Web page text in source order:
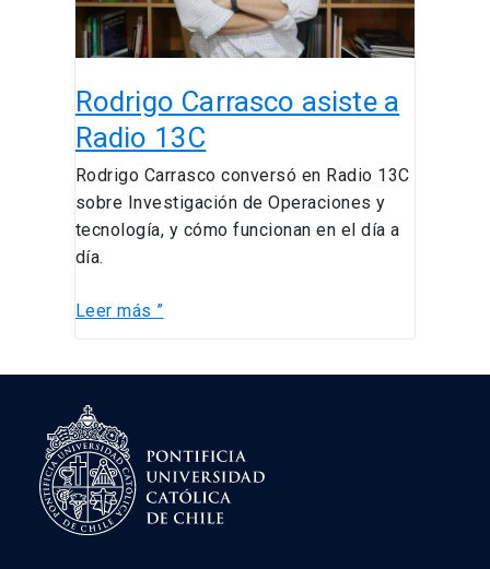
Rodrigo Carrasco asiste a
Radio 13C
Rodrigo Carrasco conversó en Radio 13C
sobre Investigación de Operaciones y
tecnología, y cómo funcionan en el día a
día.
Leer más ”